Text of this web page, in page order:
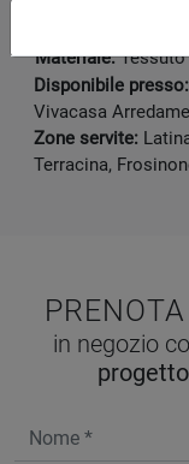
Materiale:
Disponibile presso:
Vivacasa
Zone servite:
Terracina,
in negozio